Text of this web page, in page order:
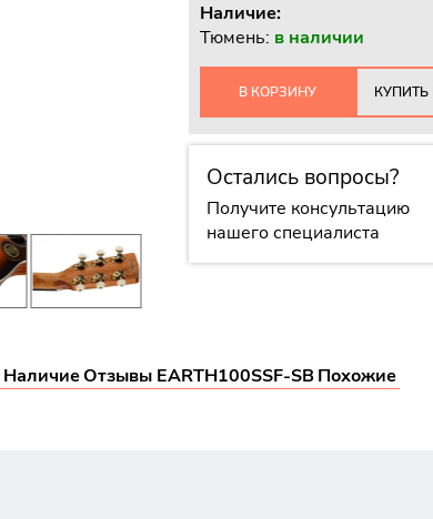
Наличие:
Тюмень: в наличии
В КОРЗИНУ КУПИТЬ
Остались вопросы?
Получите консультацию
нашего специалиста
НаличиеОтзывы EARTH100SSF-SBПохожие